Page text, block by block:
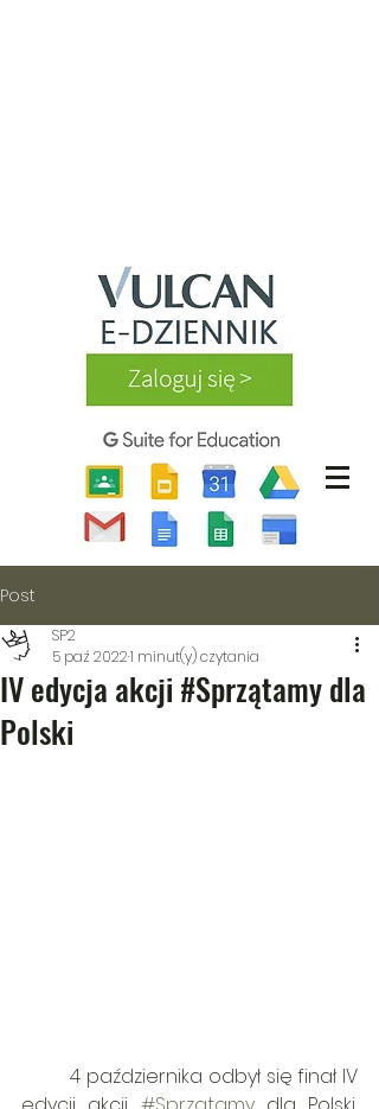
Post
IV edycja akcji #Sprzątamy dla
Polski
SP2
5 paź 20221 minut(y) czytania